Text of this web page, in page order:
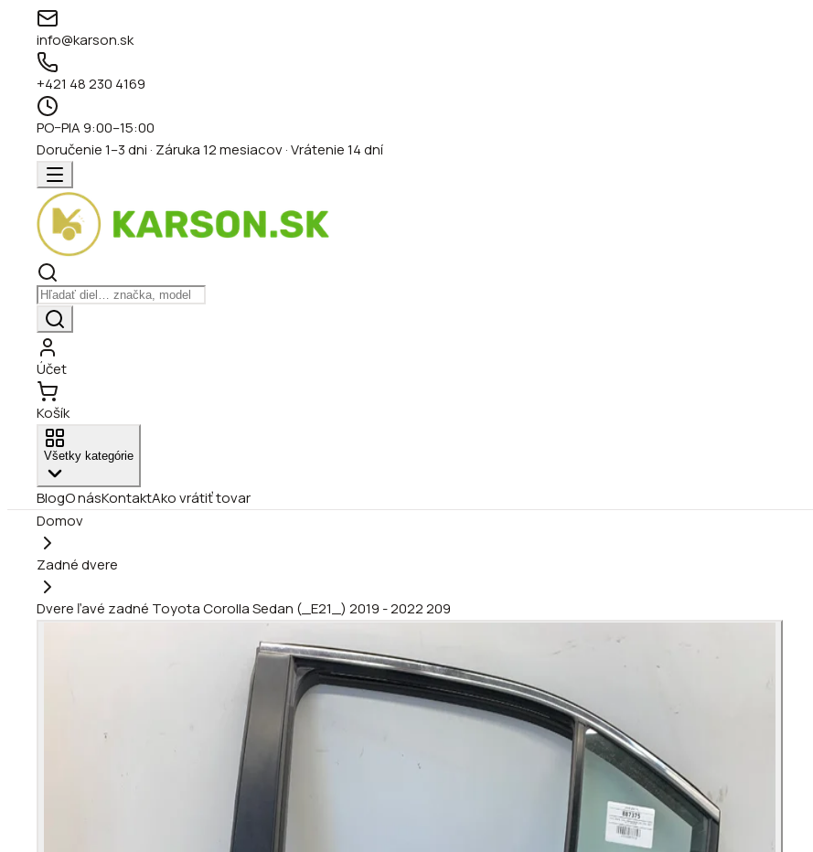
info@karson.sk
+421 48 230 4169
PO–PIA 9:00–15:00
Doručenie 1–3 dni · Záruka 12 mesiacov · Vrátenie 14 dní
Účet
Košík
Všetky kategórie
BlogO násKontaktAko vrátiť tovar
Domov
Zadné dvere
Dvere ľavé zadné Toyota Corolla Sedan (_E21_) 2019 - 2022 209